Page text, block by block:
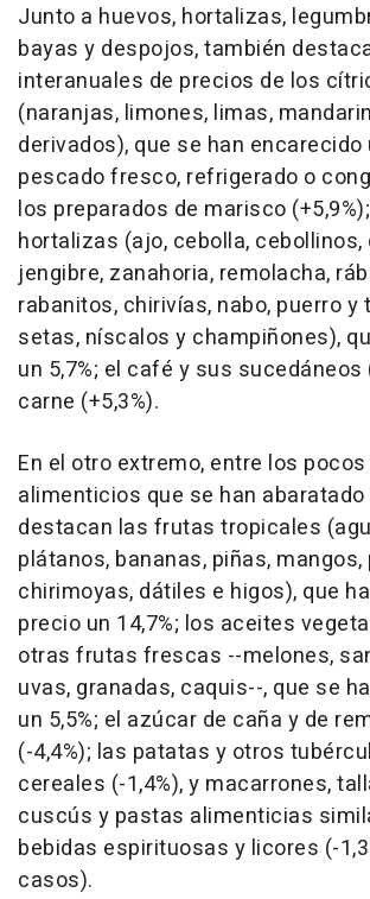
Junto a huevos, hortalizas,
bayas y despojos, también
interanuales de precios de los
(naranjas, limones, limas,
derivados), que se han encarecido
pescado fresco, refrigerado o
los preparados de marisco
hortalizas (ajo, cebolla,
jengibre, zanahoria, remolacha,
rabanitos, chirivías, nabo, puerro y
setas, níscalos y champiñones),
un 5,7%; el café y sus sucedáneos
carne (+5,3%).
En el otro extremo, entre los
alimenticios que se han
destacan las frutas tropicales
plátanos, bananas, piñas, mangos,
chirimoyas, dátiles e higos), que
precio un 14,7%; los aceites
otras frutas frescas --melones,
uvas, granadas, caquis--, que se
un 5,5%; el azúcar de caña y de
(-4,4%); las patatas y otros
cereales (-1,4%), y macarrones,
cuscús y pastas alimenticias
bebidas espirituosas y licores (-
casos).